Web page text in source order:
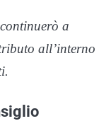
a
all’interno